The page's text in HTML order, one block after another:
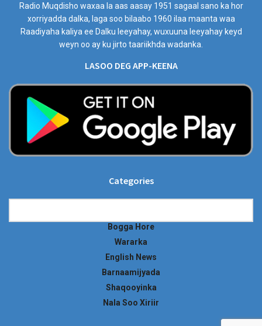
Radio Muqdisho waxaa la aas aasay 1951 sagaal sano ka hor
xorriyadda dalka, laga soo bilaabo 1960 ilaa maanta waa
Raadiyaha kaliya ee Dalku leeyahay, wuxuuna leeyahay keyd
weyn oo ay ku jirto taariikhda wadanka.
LASOO DEG APP-KEENA
Categories
Bogga Hore
Wararka
English News
Barnaamijyada
Shaqooyinka
Nala Soo Xiriir